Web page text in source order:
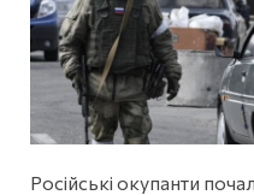
Російські окупанти